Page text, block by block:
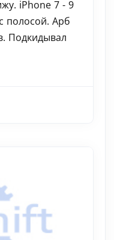
iPhone 7 - 9
полосой. Арб
Подкидывал